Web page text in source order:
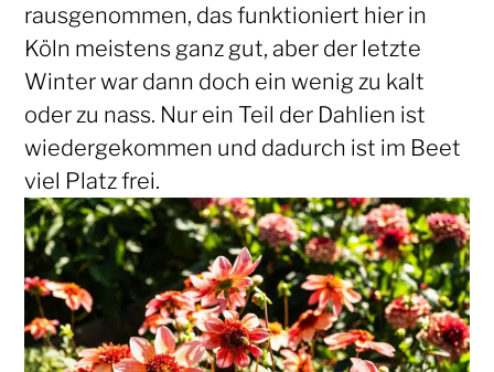
rausgenommen, das funktioniert hier in
Köln meistens ganz gut, aber der letzte
Winter war dann doch ein wenig zu kalt
oder zu nass. Nur ein Teil der Dahlien ist
wiedergekommen und dadurch ist im Beet
viel Platz frei.